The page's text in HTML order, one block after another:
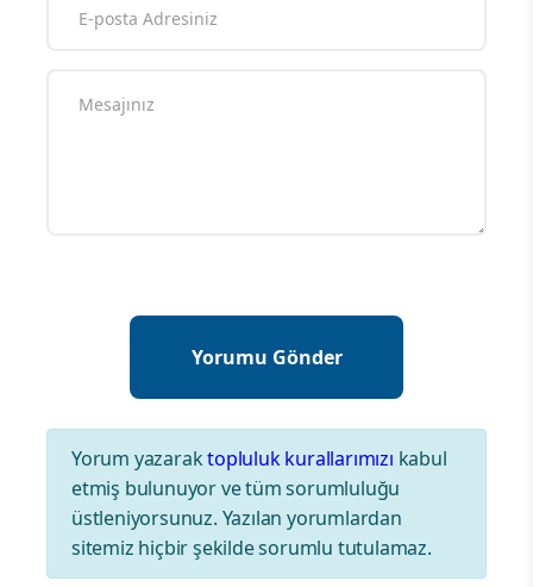
Yorum yazaraktopluluk kurallarımızı kabul
etmiş bulunuyor ve tüm sorumluluğu
üstleniyorsunuz. Yazılan yorumlardan
sitemiz hiçbir şekilde sorumlu tutulamaz.